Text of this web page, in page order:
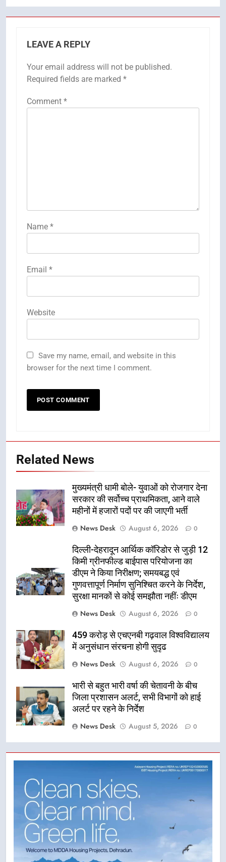
LEAVE A REPLY
Your email address will not be published.
Required fields are marked *
Comment *
Name *
Email *
Website
Save my name, email, and website in this
browser for the next time I comment.
Related News
मुख्यमंत्री धामी बोले- युवाओं को रोजगार देना
सरकार की सर्वोच्च प्राथमिकता, आने वाले
महीनों में हजारों पदों पर की जाएगी भर्ती
News Desk
August 6, 2026 0
दिल्ली-देहरादून आर्थिक कॉरिडोर से जुड़ी 12
किमी ग्रीनफील्ड बाईपास परियोजना का
डीएम ने किया निरीक्षण; समयबद्ध एवं
गुणवत्तापूर्ण निर्माण सुनिश्चित करने के निर्देश,
सुरक्षा मानकों से कोई समझौता नहींः डीएम
News Desk
August 6, 2026 0
459 करोड़ से एचएनबी गढ़वाल विश्वविद्यालय
में अनुसंधान संरचना होगी सुदृढ
News Desk
August 6, 2026 0
भारी से बहुत भारी वर्षा की चेतावनी के बीच
जिला प्रशासन अलर्ट, सभी विभागों को हाई
अलर्ट पर रहने के निर्देश
News Desk
August 5, 2026 0